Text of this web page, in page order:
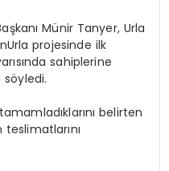
Münir Tanyer, Urla
projesinde ilk
sahiplerine
belirten
teslimatlarını